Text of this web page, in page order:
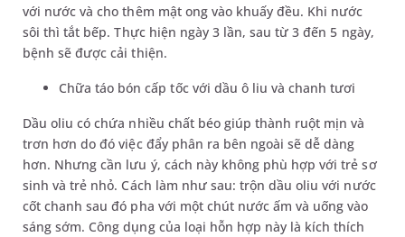
với nước và cho thêm mật ong vào khuấy đều. Khi nước
sôi thì tắt bếp. Thực hiện ngày 3 lần, sau từ 3 đến 5 ngày,
bệnh sẽ được cải thiện.
Chữa táo bón cấp tốc với dầu ô liu và chanh tươi
Dầu oliu có chứa nhiều chất béo giúp thành ruột mịn và
trơn hơn do đó việc đẩy phân ra bên ngoài sẽ dễ dàng
hơn. Nhưng cần lưu ý, cách này không phù hợp với trẻ sơ
sinh và trẻ nhỏ. Cách làm như sau: trộn dầu oliu với nước
cốt chanh sau đó pha với một chút nước ấm và uống vào
sáng sớm. Công dụng của loại hỗn hợp này là kích thích